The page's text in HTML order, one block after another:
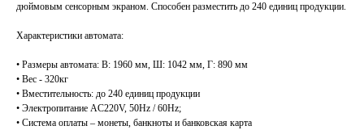
дюймовым сенсорным экраном. Способен разместить до 240 единиц продукции.
Характеристики автомата:
• Размеры автомата: В: 1960 мм, Ш: 1042 мм, Г: 890 мм
• Вес - 320кг
• Вместительность: до 240 единиц продукции
• Электропитание AC220V, 50Hz / 60Hz;
• Система оплаты – монеты, банкноты и банковская карта